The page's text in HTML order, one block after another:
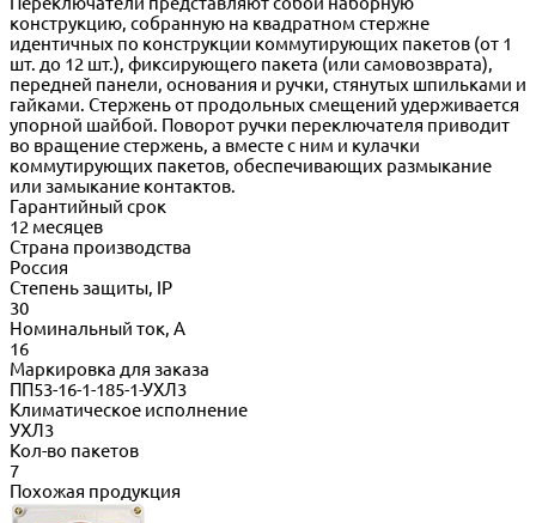
конструкцию, собранную на квадратном стержне
идентичных по конструкции коммутирующих пакетов (от 1
шт. до 12 шт.), фиксирующего пакета (или самовозврата),
передней панели, основания и ручки, стянутых шпильками и
гайками. Стержень от продольных смещений удерживается
упорной шайбой. Поворот ручки переключателя приводит
во вращение стержень, а вместе с ним и кулачки
коммутирующих пакетов, обеспечивающих размыкание
или замыкание контактов.
Гарантийный срок
12 месяцев
Страна производства
Россия
Степень защиты, IP
30
Номинальный ток, А
16
Маркировка для заказа
ПП53-16-1-185-1-УХЛ3
Климатическое исполнение
УХЛ3
Кол-во пакетов
7
Похожая продукция